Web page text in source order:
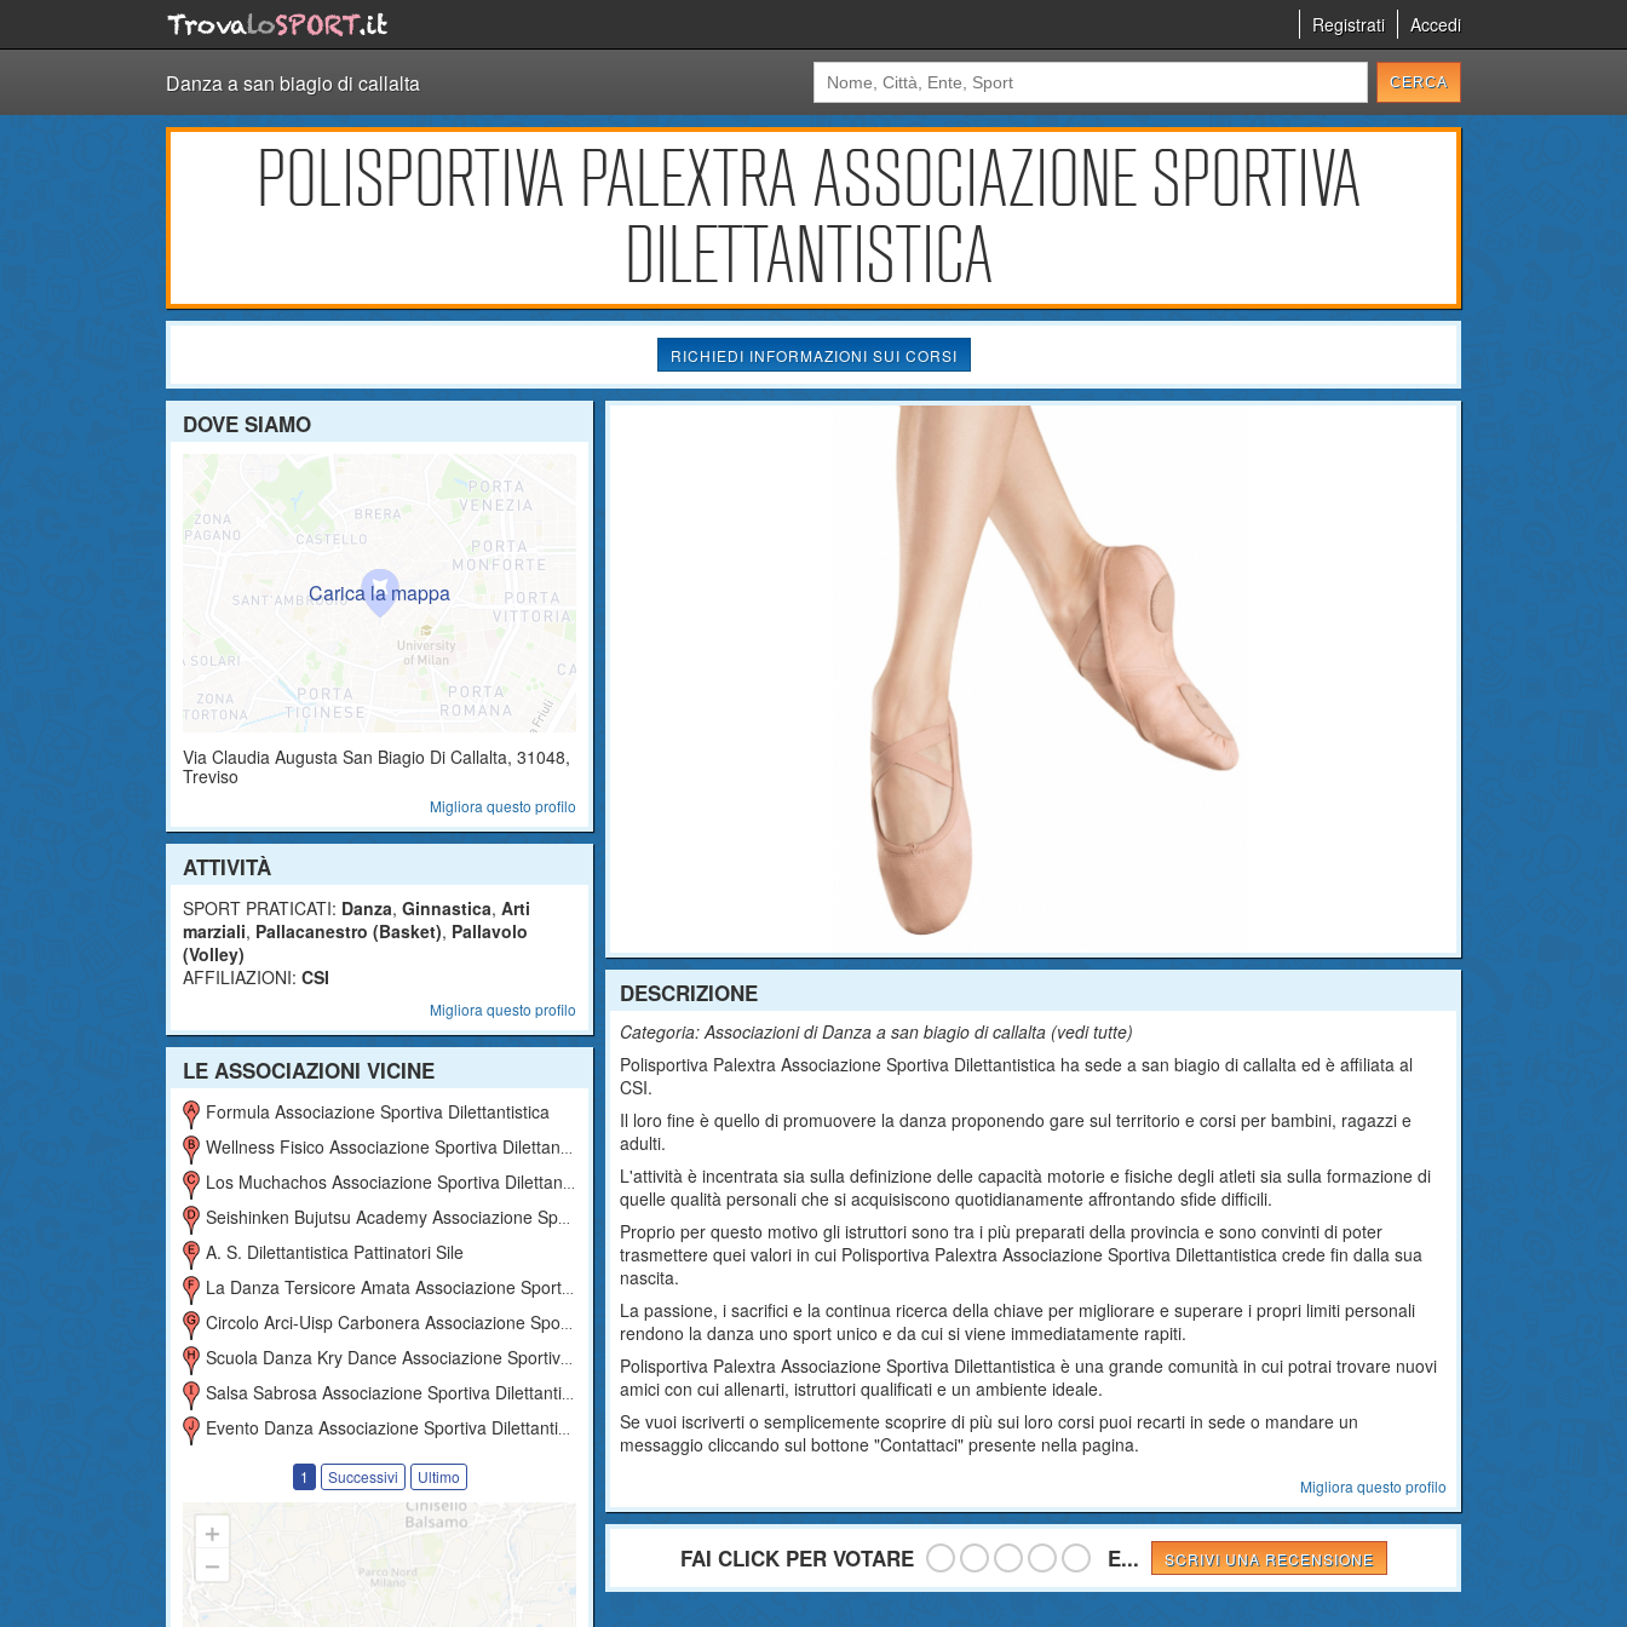
Registrati Accedi
Danza a san biagio di callalta
POLISPORTIVA PALEXTRA ASSOCIAZIONE SPORTIVA
DILETTANTISTICA
RICHIEDI INFORMAZIONI SUI CORSI
DOVE SIAMO
Via Claudia Augusta San Biagio Di Callalta, 31048,
Treviso
Migliora questo profilo
ATTIVITÀ
SPORT PRATICATI: Danza, Ginnastica, Arti
marziali, Pallacanestro (Basket), Pallavolo
(Volley)
AFFILIAZIONI: CSI
Migliora questo profilo
LE ASSOCIAZIONI VICINE
Formula Associazione Sportiva Dilettantistica
Wellness Fisico Associazione Sportiva Dilettantistica
Los Muchachos Associazione Sportiva Dilettantistica
Seishinken Bujutsu Academy Associazione Sportiva Dilettantistica
A. S. Dilettantistica Pattinatori Sile
La Danza Tersicore Amata Associazione Sportiva Dilettantistica
Circolo Arci-Uisp Carbonera Associazione Sportiva Dilettantistica
Scuola Danza Kry Dance Associazione Sportiva Dilettantistica
Salsa Sabrosa Associazione Sportiva Dilettantistica
Evento Danza Associazione Sportiva Dilettantistica
1 Successivi Ultimo
DESCRIZIONE
Categoria: Associazioni di Danza a san biagio di callalta (vedi tutte)
Polisportiva Palextra Associazione Sportiva Dilettantistica ha sede a san biagio di callalta ed è affiliata al
CSI.
Il loro fine è quello di promuovere la danza proponendo gare sul territorio e corsi per bambini, ragazzi e
adulti.
L'attività è incentrata sia sulla definizione delle capacità motorie e fisiche degli atleti sia sulla formazione di
quelle qualità personali che si acquisiscono quotidianamente affrontando sfide difficili.
Proprio per questo motivo gli istruttori sono tra i più preparati della provincia e sono convinti di poter
trasmettere quei valori in cui Polisportiva Palextra Associazione Sportiva Dilettantistica crede fin dalla sua
nascita.
La passione, i sacrifici e la continua ricerca della chiave per migliorare e superare i propri limiti personali
rendono la danza uno sport unico e da cui si viene immediatamente rapiti.
Polisportiva Palextra Associazione Sportiva Dilettantistica è una grande comunità in cui potrai trovare nuovi
amici con cui allenarti, istruttori qualificati e un ambiente ideale.
Se vuoi iscriverti o semplicemente scoprire di più sui loro corsi puoi recarti in sede o mandare un
messaggio cliccando sul bottone "Contattaci" presente nella pagina.
Migliora questo profilo
FAI CLICK PER VOTARE E... SCRIVI UNA RECENSIONE